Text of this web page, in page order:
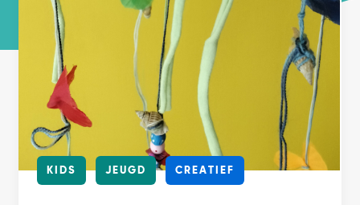
KIDS JEUGD CREATIEF